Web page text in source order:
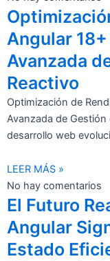
Angular
Avanzada
Reactivo
Optimización de
Avanzada de
desarrollo web
LEER MÁS »
No hay comentarios
El Futuro
Angular
Estado